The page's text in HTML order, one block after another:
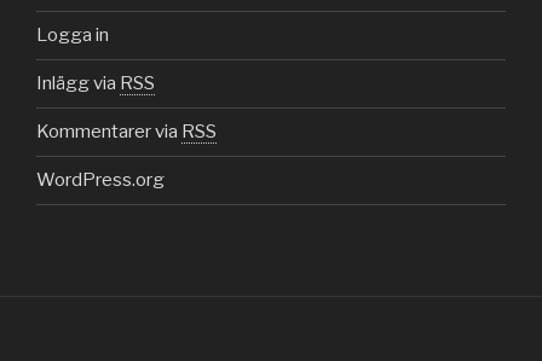
Logga in
Inlägg via RSS
Kommentarer via RSS
WordPress.org